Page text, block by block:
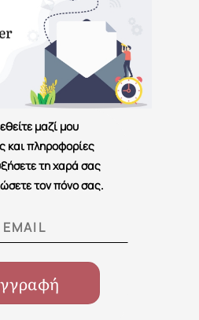
μαζί μου
και πληροφορίες
τη χαρά σας
τον πόνο σας.